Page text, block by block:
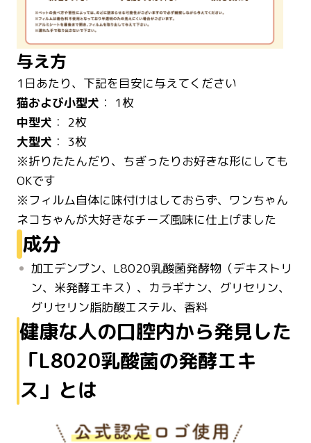
与え方
1日あたり、下記を目安に与えてください
猫および小型犬 ： 1枚
中型犬 ： 2枚
大型犬 ： 3枚
※折りたたんだり、ちぎったりお好きな形にしても
OKです
※フィルム自体に味付けはしておらず、ワンちゃん
ネコちゃんが大好きなチーズ風味に仕上げました
成分
加工デンプン、L8020乳酸菌発酵物（デキストリ
ン、米発酵エキス）、カラギナン、グリセリン、
グリセリン脂肪酸エステル、香料
健康な人の口腔内から発見した
「L8020乳酸菌の発酵エキ
ス」とは